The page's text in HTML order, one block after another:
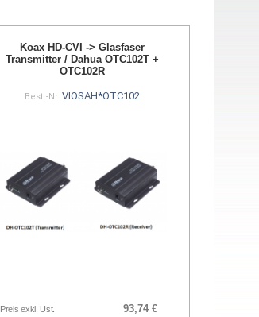
Koax HD-CVI -> Glasfaser
Transmitter / Dahua OTC102T +
OTC102R
Best.-Nr.VIOSAH*OTC102
Preis exkl. Ust. 93,74 €